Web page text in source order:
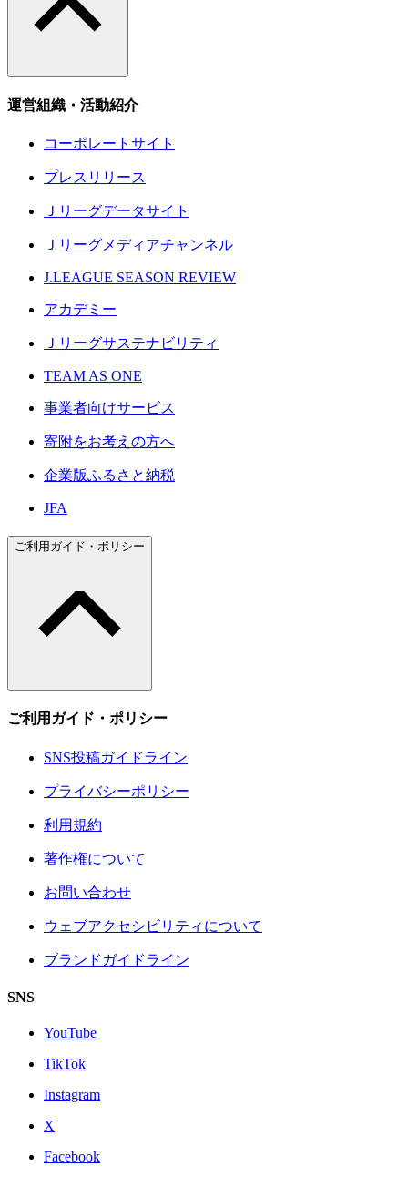
運営組織・活動紹介
コーポレートサイト
プレスリリース
Ｊリーグデータサイト
Ｊリーグメディアチャンネル
J.LEAGUE SEASON REVIEW
アカデミー
Ｊリーグサステナビリティ
TEAM AS ONE
事業者向けサービス
寄附をお考えの方へ
企業版ふるさと納税
JFA
ご利用ガイド・ポリシー
ご利用ガイド・ポリシー
SNS投稿ガイドライン
プライバシーポリシー
利用規約
著作権について
お問い合わせ
ウェブアクセシビリティについて
ブランドガイドライン
SNS
YouTube
TikTok
Instagram
X
Facebook